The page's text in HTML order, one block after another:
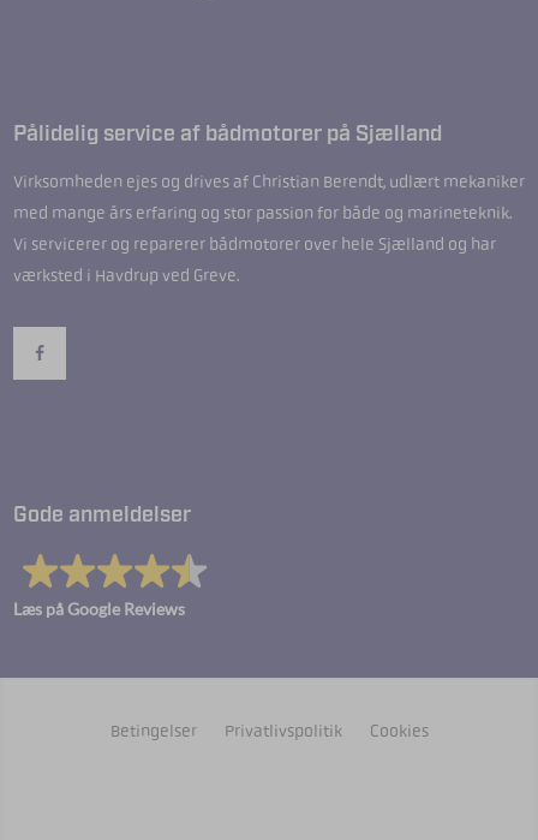
Pålidelig service af bådmotorer på Sjælland
Virksomheden ejes og drives af Christian Berendt, udlært mekaniker
med mange års erfaring og stor passion for både og marineteknik.
Vi servicerer og reparerer bådmotorer over hele Sjælland og har
værksted i Havdrup ved Greve.
Gode anmeldelser
Læs på Google Reviews
Betingelser Privatlivspolitik Cookies